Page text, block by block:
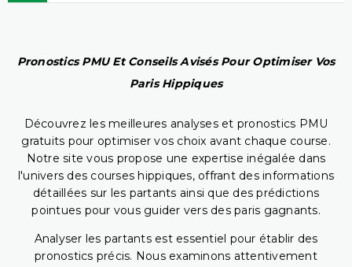
Pronostics PMU Et Conseils Avisés Pour Optimiser Vos
Paris Hippiques
Découvrez les meilleures analyses et pronostics PMU
gratuits pour optimiser vos choix avant chaque course.
Notre site vous propose une expertise inégalée dans
l'univers des courses hippiques, offrant des informations
détaillées sur les partants ainsi que des prédictions
pointues pour vous guider vers des paris gagnants.
Analyser les partants est essentiel pour établir des
pronostics précis. Nous examinons attentivement